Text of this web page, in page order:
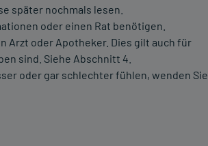
später nochmals lesen.
oder einen Rat benötigen.
Arzt oder Apotheker. Dies gilt auch für
sind. Siehe Abschnitt 4.
oder gar schlechter fühlen, wenden Sie